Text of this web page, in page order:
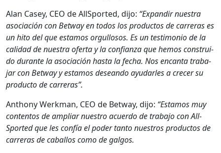
Alan Casey, CEO de All­Sport­ed, dijo: “Expandir nues­tra
aso­ciación con Bet­way en todos los pro­duc­tos de car­reras es
un hito del que esta­mos orgul­losos. Es un tes­ti­mo­nio de la
cal­i­dad de nues­tra ofer­ta y la con­fi­an­za que hemos con­stru­i­
do durante la aso­ciación has­ta la fecha. Nos encan­ta tra­ba­
jar con Bet­way y esta­mos dese­an­do ayu­dar­les a cre­cer su
pro­duc­to de car­reras”.
Antho­ny Werk­man, CEO de Bet­way, dijo: “Esta­mos muy
con­tentos de ampli­ar nue­stro acuer­do de tra­ba­jo con All­
Sport­ed que les con­fía el poder tan­to nue­stros pro­duc­tos de
car­reras de cabal­los como de gal­gos.